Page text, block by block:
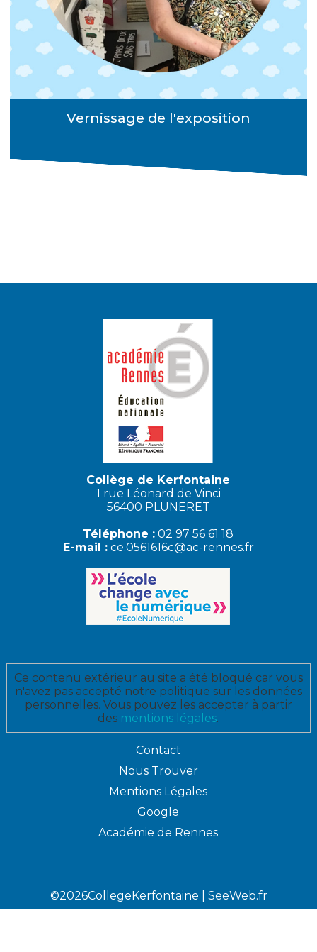
Vernissage de l'exposition
Collège de Kerfontaine
1 rue Léonard de Vinci
56400 PLUNERET
Téléphone : 02 97 56 61 18
E-mail : ce.0561616c@ac-rennes.fr
Ce contenu extérieur au site a été bloqué car vous
n'avez pas accepté notre politique sur les données
personnelles. Vous pouvez les accepter à partir
des mentions légales.
Contact
Nous Trouver
Mentions Légales
Google
Académie de Rennes
©2026CollegeKerfontaine | SeeWeb.fr